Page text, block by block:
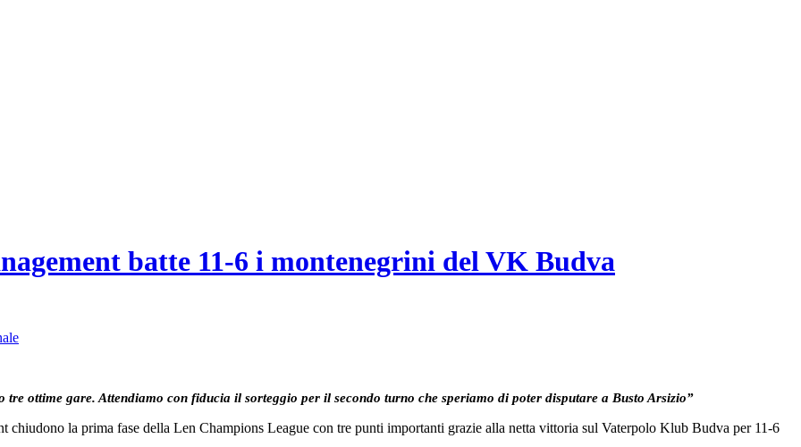
batte 11-6 i montenegrini del VK Budva
ottime gare. Attendiamo con fiducia il sorteggio per il secondo turno che speriamo di poter disputare a Busto Arsizio”
chiudono la prima fase della Len Champions League con tre punti importanti grazie alla netta vittoria sul Vaterpolo Klub Budva per 11-6